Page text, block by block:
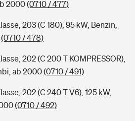
2000(0710 / 477)
203 (C 180), 95 kW, Benzin,
(0710 / 478)
202 (C 200 T KOMPRESSOR),
ab 2000(0710 / 491)
202 (C 240 T V6), 125 kW,
(0710 / 492)